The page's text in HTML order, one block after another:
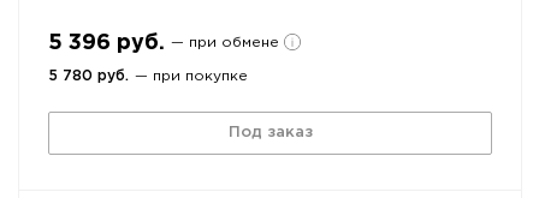
5 396 руб. — при обмене
5 780 руб. — при покупке
Под заказ